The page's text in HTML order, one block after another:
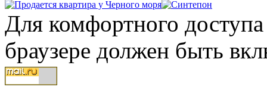
Для комфортного
браузере должен быть